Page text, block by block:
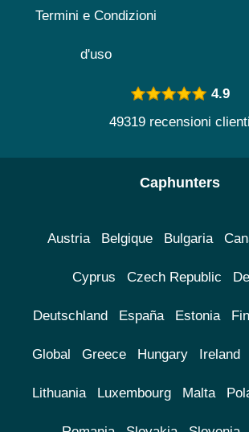
Termini e Condizioni
d'uso
4.9
49319 recensioni clienti
Caphunters
Austria Belgique Bulgaria
Cyprus Czech Republic
Deutschland España Estonia
Global Greece Hungary Ireland
Lithuania Luxembourg Malta